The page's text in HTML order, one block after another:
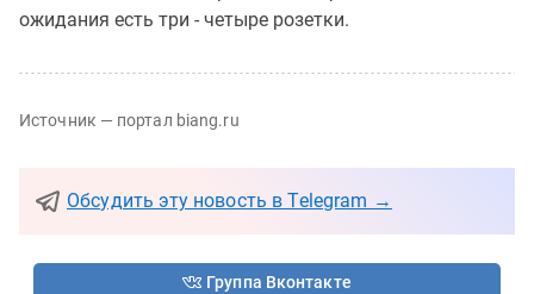
ожидания есть три - четыре розетки.
Источник — портал biang.ru
Обсудить эту новость в Telegram →
Группа Вконтакте